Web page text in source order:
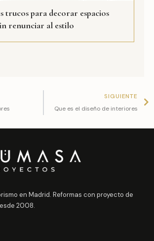
trucos para decorar espacios
renunciar al estilo
SIGUIENTE
Que es el diseño de interiores
en Madrid. Reformas con proyecto de
2008.